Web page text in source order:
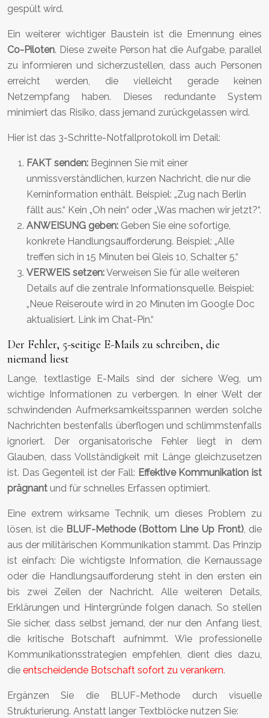
gespült wird.
Ein weiterer wichtiger Baustein ist die Ernennung eines
Co-Piloten. Diese zweite Person hat die Aufgabe, parallel
zu informieren und sicherzustellen, dass auch Personen
erreicht werden, die vielleicht gerade keinen
Netzempfang haben. Dieses redundante System
minimiert das Risiko, dass jemand zurückgelassen wird.
Hier ist das 3-Schritte-Notfallprotokoll im Detail:
FAKT senden: Beginnen Sie mit einer
unmissverständlichen, kurzen Nachricht, die nur die
Kerninformation enthält. Beispiel: „Zug nach Berlin
fällt aus.“ Kein „Oh nein“ oder „Was machen wir jetzt?“.
ANWEISUNG geben: Geben Sie eine sofortige,
konkrete Handlungsaufforderung. Beispiel: „Alle
treffen sich in 15 Minuten bei Gleis 10, Schalter 5.“
VERWEIS setzen:Verweisen Sie für alle weiteren
Details auf die zentrale Informationsquelle. Beispiel:
„Neue Reiseroute wird in 20 Minuten im Google Doc
aktualisiert. Link im Chat-Pin.“
Der Fehler, 5-seitige E-Mails zu schreiben, die
niemand liest
Lange, textlastige E-Mails sind der sichere Weg, um
wichtige Informationen zu verbergen. In einer Welt der
schwindenden Aufmerksamkeitsspannen werden solche
Nachrichten bestenfalls überflogen und schlimmstenfalls
ignoriert. Der organisatorische Fehler liegt in dem
Glauben, dass Vollständigkeit mit Länge gleichzusetzen
ist. Das Gegenteil ist der Fall: Effektive Kommunikation ist
prägnant und für schnelles Erfassen optimiert.
Eine extrem wirksame Technik, um dieses Problem zu
lösen, ist die BLUF-Methode (Bottom Line Up Front), die
aus der militärischen Kommunikation stammt. Das Prinzip
ist einfach: Die wichtigste Information, die Kernaussage
oder die Handlungsaufforderung steht in den ersten ein
bis zwei Zeilen der Nachricht. Alle weiteren Details,
Erklärungen und Hintergründe folgen danach. So stellen
Sie sicher, dass selbst jemand, der nur den Anfang liest,
die kritische Botschaft aufnimmt. Wie professionelle
Kommunikationsstrategien empfehlen, dient dies dazu,
die entscheidende Botschaft sofort zu verankern.
Ergänzen Sie die BLUF-Methode durch visuelle
Strukturierung. Anstatt langer Textblöcke nutzen Sie: